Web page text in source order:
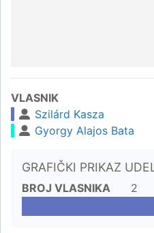
VLASNIK
Szilárd Kasza
Gyorgy Alajos Bata
GRAFIČKI PRIKAZ
BROJ VLASNIKA 2